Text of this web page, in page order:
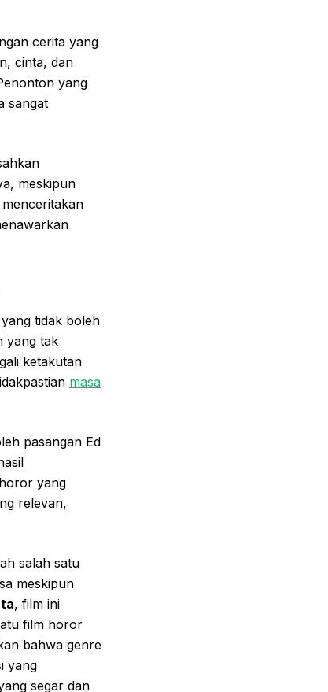
cerita yang
cinta, dan
yang
sangat
meskipun
tidak boleh
yang tak
ketakutan
masa
pasangan Ed
yang
relevan,
salah satu
meskipun
, film ini
film horor
bahwa genre
yang
segar dan